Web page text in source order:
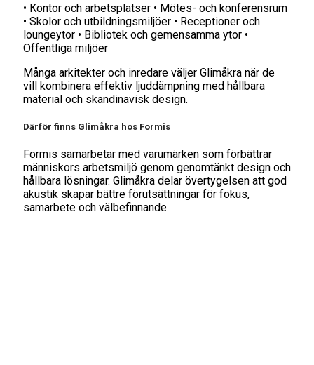
• Kontor och arbetsplatser • Mötes- och konferensrum
• Skolor och utbildningsmiljöer • Receptioner och
loungeytor • Bibliotek och gemensamma ytor •
Offentliga miljöer
Många arkitekter och inredare väljer Glimåkra när de
vill kombinera effektiv ljuddämpning med hållbara
material och skandinavisk design.
Därför finns Glimåkra hos Formis
Formis samarbetar med varumärken som förbättrar
människors arbetsmiljö genom genomtänkt design och
hållbara lösningar. Glimåkra delar övertygelsen att god
akustik skapar bättre förutsättningar för fokus,
samarbete och välbefinnande.